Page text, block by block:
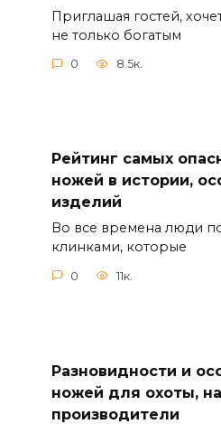
Приглашая гостей,
не только богатым
0 8.5к.
Рейтинг самых
ножей в истории,
изделий
Во все времена люди
клинками, которые
0 11к.
Разновидности и
ножей для охоты,
производители